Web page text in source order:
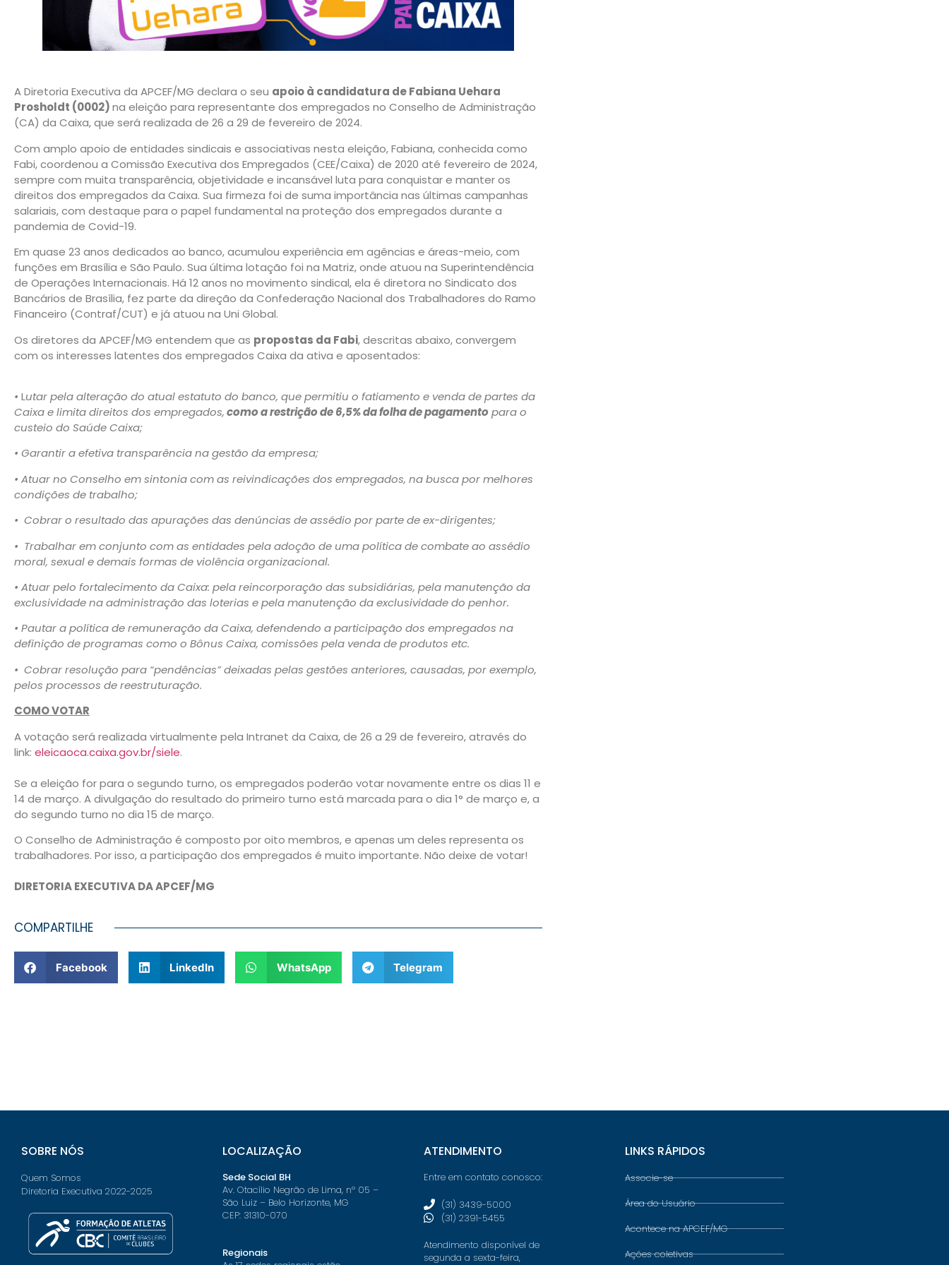
A Diretoria Executiva da APCEF/MG declara o seu apoio à candidatura de Fabiana Uehara
Prosholdt (0002)na eleição para representante dos empregados no Conselho de Administração
(CA) da Caixa, que será realizada de 26 a 29 de fevereiro de 2024.
Com amplo apoio de entidades sindicais e associativas nesta eleição, Fabiana, conhecida como
Fabi, coordenou a Comissão Executiva dos Empregados (CEE/Caixa) de 2020 até fevereiro de 2024,
sempre com muita transparência, objetividade e incansável luta para conquistar e manter os
direitos dos empregados da Caixa. Sua firmeza foi de suma importância nas últimas campanhas
salariais, com destaque para o papel fundamental na proteção dos empregados durante a
pandemia de Covid-19.
Em quase 23 anos dedicados ao banco, acumulou experiência em agências e áreas-meio, com
funções em Brasília e São Paulo. Sua última lotação foi na Matriz, onde atuou na Superintendência
de Operações Internacionais. Há 12 anos no movimento sindical, ela é diretora no Sindicato dos
Bancários de Brasília, fez parte da direção da Confederação Nacional dos Trabalhadores do Ramo
Financeiro (Contraf/CUT) e já atuou na Uni Global.
Os diretores da APCEF/MG entendem que as propostas da Fabi, descritas abaixo, convergem
com os interesses latentes dos empregados Caixa da ativa e aposentados:
• Lutar pela alteração do atual estatuto do banco, que permitiu o fatiamento e venda de partes da
Caixa e limita direitos dos empregados,como a restrição de 6,5% da folha de pagamento para o
custeio do Saúde Caixa;
• Garantir a efetiva transparência na gestão da empresa;
• Atuar no Conselho em sintonia com as reivindicações dos empregados, na busca por melhores
condições de trabalho;
• Cobrar o resultado das apurações das denúncias de assédio por parte de ex-dirigentes;
• Trabalhar em conjunto com as entidades pela adoção de uma política de combate ao assédio
moral, sexual e demais formas de violência organizacional.
• Atuar pelo fortalecimento da Caixa: pela reincorporação das subsidiárias, pela manutenção da
exclusividade na administração das loterias e pela manutenção da exclusividade do penhor.
• Pautar a política de remuneração da Caixa, defendendo a participação dos empregados na
definição de programas como o Bônus Caixa, comissões pela venda de produtos etc.
• Cobrar resolução para “pendências” deixadas pelas gestões anteriores, causadas, por exemplo,
pelos processos de reestruturação.
COMO VOTAR
A votação será realizada virtualmente pela Intranet da Caixa, de 26 a 29 de fevereiro, através do
link: eleicaoca.caixa.gov.br/siele.
Se a eleição for para o segundo turno, os empregados poderão votar novamente entre os dias 11 e
14 de março. A divulgação do resultado do primeiro turno está marcada para o dia 1° de março e, a
do segundo turno no dia 15 de março.
O Conselho de Administração é composto por oito membros, e apenas um deles representa os
trabalhadores. Por isso, a participação dos empregados é muito importante. Não deixe de votar!
DIRETORIA EXECUTIVA DA APCEF/MG
COMPARTILHE
Facebook LinkedIn WhatsApp Telegram
SOBRE NÓS
Quem Somos
Diretoria Executiva 2022-2025
LOCALIZAÇÃO
Sede Social BH
Av. Otacílio Negrão de Lima, nº 05 –
São Luiz – Belo Horizonte, MG
CEP: 31310-070
Regionais
ATENDIMENTO
Entre em contato conosco:
(31) 3439-5000
(31) 2391-5455
Atendimento disponível de
segunda a sexta-feira,
LINKS RÁPIDOS
Associe-se
Área do Usuário
Acontece na APCEF/MG
Ações coletivas